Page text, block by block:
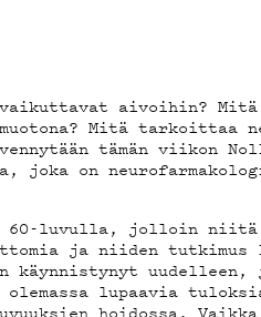
aivoihin? Mitä
Mitä tarkoittaa
tämän viikon
joka on
60-luvulla, jolloin
ja niiden tutkimus
käynnistynyt
lupaavia
hoidossa.